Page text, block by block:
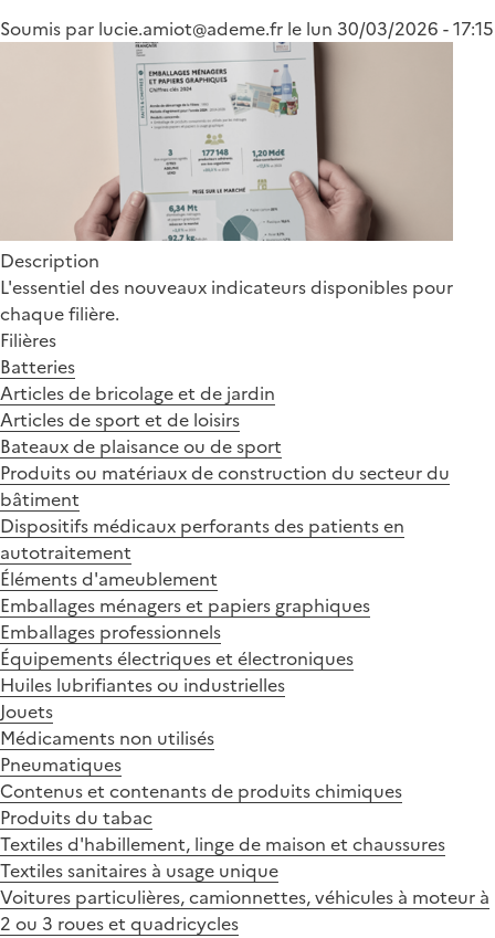
les
opérations
de
rechapage
Soumis par lucie.amiot@ademe.fr le lun 30/03/2026 - 17:15
Description
L'essentiel des nouveaux indicateurs disponibles pour
chaque filière.
Filières
Batteries
Articles de bricolage et de jardin
Articles de sport et de loisirs
Bateaux de plaisance ou de sport
Produits ou matériaux de construction du secteur du
bâtiment
Dispositifs médicaux perforants des patients en
autotraitement
Éléments d'ameublement
Emballages ménagers et papiers graphiques
Emballages professionnels
Équipements électriques et électroniques
Huiles lubrifiantes ou industrielles
Jouets
Médicaments non utilisés
Pneumatiques
Contenus et contenants de produits chimiques
Produits du tabac
Textiles d'habillement, linge de maison et chaussures
Textiles sanitaires à usage unique
Voitures particulières, camionnettes, véhicules à moteur à
2 ou 3 roues et quadricycles